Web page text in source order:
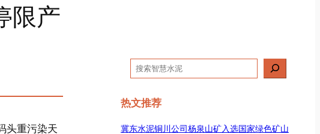
限产
头重污染天
搜
索
热文推荐
冀东水泥铜川公司杨泉山矿入选国家绿色矿山